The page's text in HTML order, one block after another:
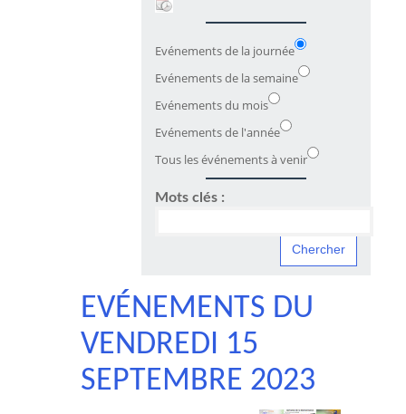
Evénements de la journée
Evénements de la semaine
Evénements du mois
Evénements de l'année
Tous les événements à venir
Mots clés :
EVÉNEMENTS DU
VENDREDI 15
SEPTEMBRE 2023